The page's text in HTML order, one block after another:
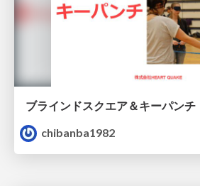
ブラインドスクエア＆キーパンチ
chibanba1982